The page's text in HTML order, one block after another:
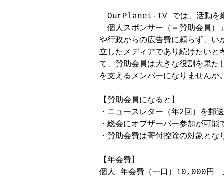
OurPlanet-TV では、活動を
「個人スポンサー（＝賛助会員
や行政からの広告費に頼らず、い
立したメディアであり続けたい
て、賛助会員は大きな役割を果た
を支えるメンバーになりませんか
【賛助会員になると】
・ニュースレター（年2回）を郵
・総会にオブザーバー参加が可能
・賛助会費は寄付控除の対象とな
【年会費】
個人 年会費（一口）10,000円　